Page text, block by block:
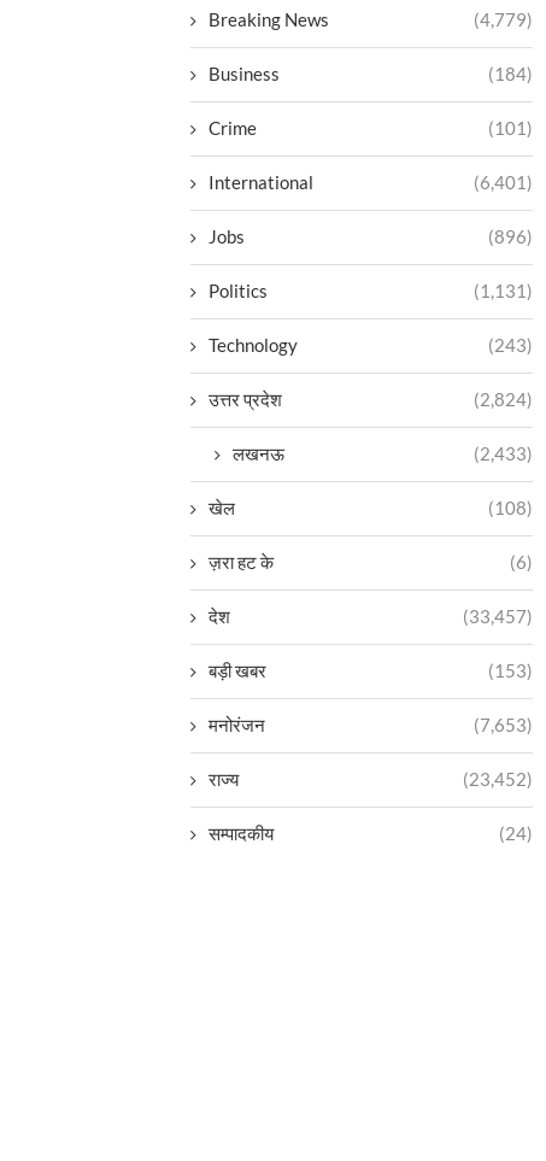
Breaking News (4,779)
Business (184)
Crime (101)
International (6,401)
Jobs (896)
Politics (1,131)
Technology (243)
उत्तर प्रदेश (2,824)
लखनऊ (2,433)
खेल (108)
ज़रा हट के (6)
देश (33,457)
बड़ी खबर (153)
मनोरंजन (7,653)
राज्य (23,452)
सम्पादकीय (24)